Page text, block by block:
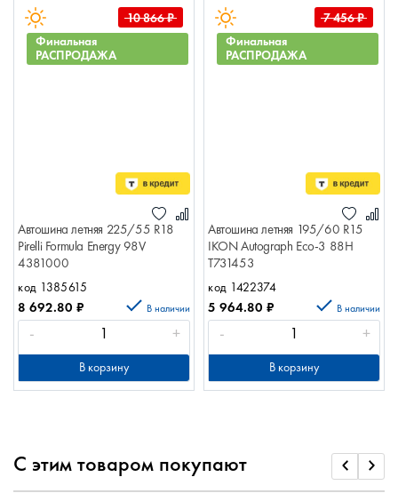
Финальная
РАСПРОДАЖА
10 866₽
Автошина летняя 225/55 R18
Pirelli Formula Energy 98V
4381000
код 1385615
8 692.80 ₽ В наличии
- +
В корзину
Финальная
РАСПРОДАЖА
7 456₽
Автошина летняя 195/60 R15
IKON Autograph Eco-3 88H
T731453
код 1422374
5 964.80 ₽ В наличии
- +
В корзину
С этим товаром покупают